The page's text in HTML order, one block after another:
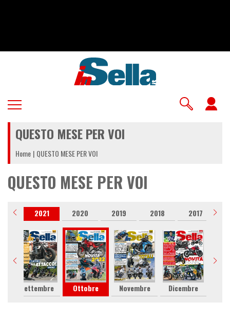
QUESTO MESE PER VOI
Home QUESTO MESE PER VOI
QUESTO MESE PER VOI
2021 2020 2019 2018 2017
Settembre Ottobre Novembre Dicembre